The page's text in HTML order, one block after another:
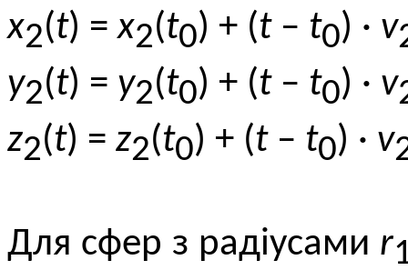
x2(t) =x2(t0) + (t– t0) · v
y2(t) = y2(t0) + (t– t0) · v
z2(t) = z2(t0) + (t– t0) · v
Для сфер з радіусами r